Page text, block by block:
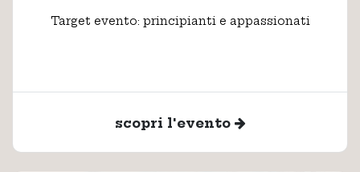
Target evento: principianti e appassionati
scopri l'evento